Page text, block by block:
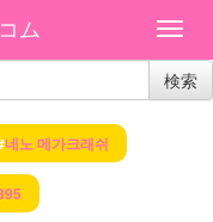
ム
検索
네노 메가크래쉬